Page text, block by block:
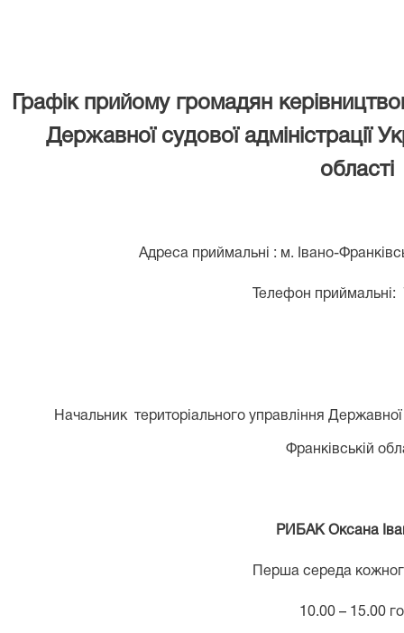
Графік прийому громадян
Державної судової адміністрації
області
Адреса приймальні : м. Івано-
Телефон приймальні:
Начальник територіального управління Державної
Франківській
РИБАК Оксана
Перша середа
10.00 – 15.00